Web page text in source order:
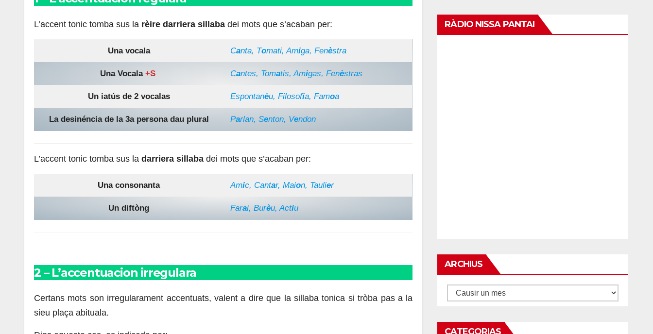
L’accent tonic tomba sus la rèire darriera sillaba dei mots que s’acaban per:
Una vocala Canta, Tomati, Amiga, Fenèstra
Una Vocala +S Cantes, Tomatis, Amigas, Fenèstras
Un iatús de 2 vocalas Espontanèu, Filosofia, Famoa
La desinéncia de la 3a persona dau plural Parlan, Senton, Vendon
L’accent tonic tomba sus la darriera sillaba dei mots que s’acaban per:
Una consonanta Amic, Cantar, Maion, Taulier
Un diftòng Farai, Burèu, Actiu
2– L’accentuacion irregulara
Certans mots son irregularament accentuats, valent a dire que la sillaba tonica si tròba pas a la
sieu plaça abituala.
RÀDIO NISSA PANTAI
ARCHIUS
Archius
CATEGORIAS